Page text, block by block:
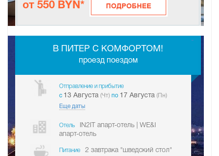
от 550 BYN*
В ПИТЕР С КОМФОРТОМ!
проезд поездом
Отправление и прибытие
c 13 Августа (Чт) по 17 Августа (Пн)
Еще даты
Отель
IN2IT апарт-отель | WE&I
апарт-отель
Питание 2 завтрака "шведский стол"
-